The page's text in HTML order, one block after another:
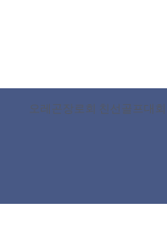
오레곤장로회 친선골프대